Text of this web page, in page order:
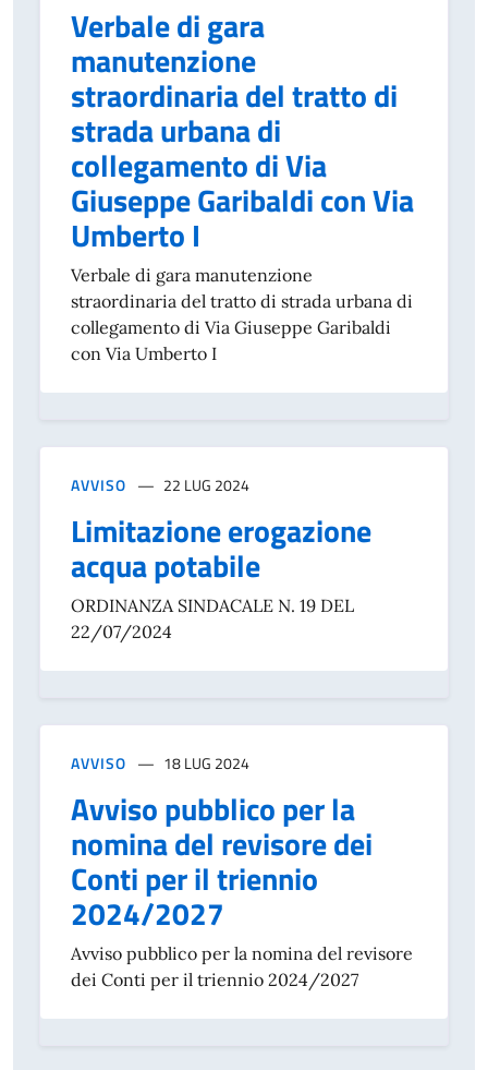
Verbale di gara
manutenzione
straordinaria del tratto di
strada urbana di
collegamento di Via
Giuseppe Garibaldi con Via
Umberto I
Verbale di gara manutenzione
straordinaria del tratto di strada urbana di
collegamento di Via Giuseppe Garibaldi
con Via Umberto I
AVVISO 22 LUG 2024
Limitazione erogazione
acqua potabile
ORDINANZA SINDACALE N. 19 DEL
22/07/2024
AVVISO 18 LUG 2024
Avviso pubblico per la
nomina del revisore dei
Conti per il triennio
2024/2027
Avviso pubblico per la nomina del revisore
dei Conti per il triennio 2024/2027